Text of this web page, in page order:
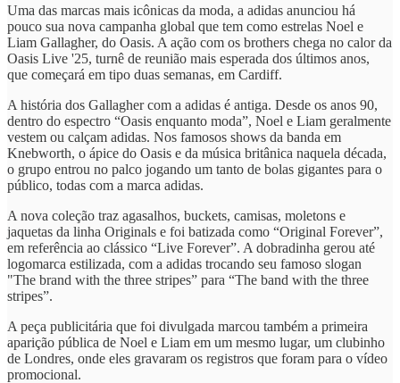
Uma das marcas mais icônicas da moda, a adidas anunciou há
pouco sua nova campanha global que tem como estrelas Noel e
Liam Gallagher, do Oasis. A ação com os brothers chega no calor da
Oasis Live '25, turnê de reunião mais esperada dos últimos anos,
que começará em tipo duas semanas, em Cardiff.
A história dos Gallagher com a adidas é antiga. Desde os anos 90,
dentro do espectro “Oasis enquanto moda”, Noel e Liam geralmente
vestem ou calçam adidas. Nos famosos shows da banda em
Knebworth, o ápice do Oasis e da música britânica naquela década,
o grupo entrou no palco jogando um tanto de bolas gigantes para o
público, todas com a marca adidas.
A nova coleção traz agasalhos, buckets, camisas, moletons e
jaquetas da linha Originals e foi batizada como “Original Forever”,
em referência ao clássico “Live Forever”. A dobradinha gerou até
logomarca estilizada, com a adidas trocando seu famoso slogan
"The brand with the three stripes” para “The band with the three
stripes”.
A peça publicitária que foi divulgada marcou também a primeira
aparição pública de Noel e Liam em um mesmo lugar, um clubinho
de Londres, onde eles gravaram os registros que foram para o vídeo
promocional.